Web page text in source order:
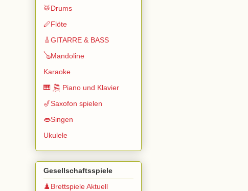
🥁Drums
🪈Flöte
🎸GITARRE & BASS
🪕Mandoline
Karaoke
🎹 🎘 Piano und Klavier
🎷Saxofon spielen
👄Singen
Ukulele
Gesellschaftsspiele
♟️Brettspiele Aktuell